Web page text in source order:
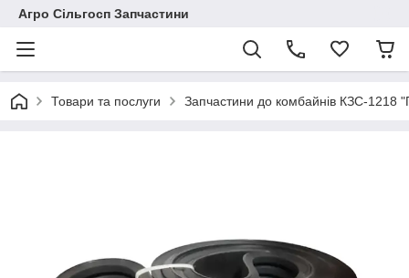
Агро Сільгосп Запчастини
Товари та послуги Запчастини до комбайнів КЗС-